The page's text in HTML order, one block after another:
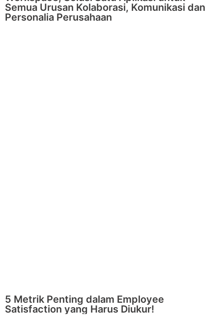
Semua Urusan Kolaborasi, Komunikasi dan
Personalia Perusahaan
5 Metrik Penting dalam Employee
Satisfaction yang Harus Diukur!